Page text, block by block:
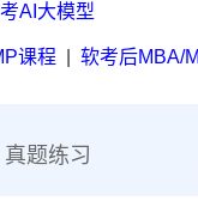
AI大模型
课程 软考后MBA/
真题练习